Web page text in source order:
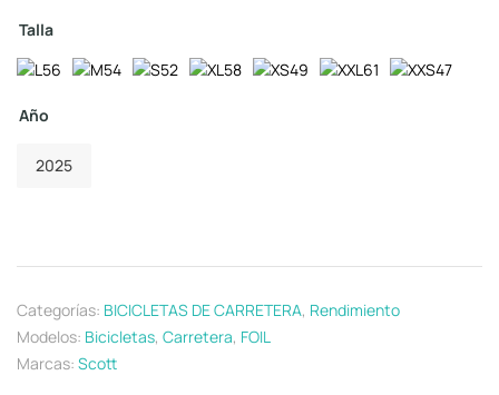
Talla
Año
2025
Categorías: BICICLETAS DE CARRETERA, Rendimiento
Modelos: Bicicletas, Carretera, FOIL
Marcas: Scott